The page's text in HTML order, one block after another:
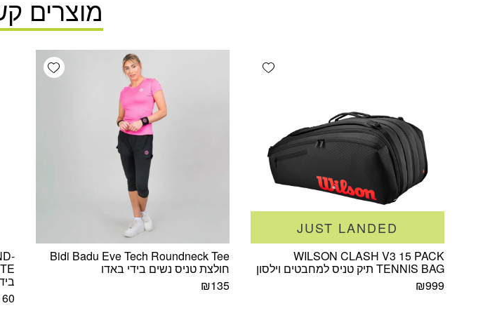
מוצרים
Add wishlist
JUST LANDED
WILSON CLASH V3 15 PACK
TENNIS BAG תיק טניס למחבטים וילסון
₪999
Add wishlist
Bidi Badu Eve Tech Roundneck Tee
חולצת טניס נשים בידי באדו
₪135